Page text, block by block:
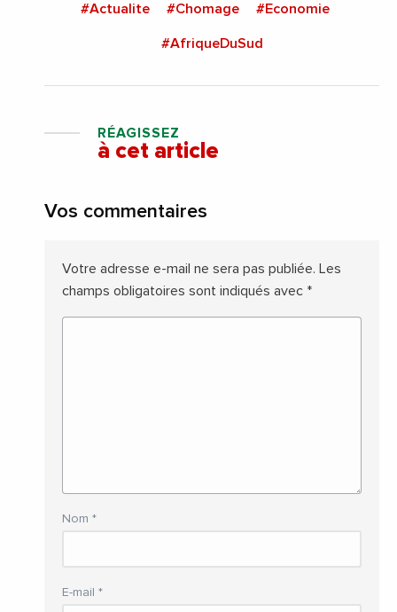
#Actualite #Chomage #Economie
#AfriqueDuSud
RÉAGISSEZ
à cet article
Vos commentaires
Votre adresse e-mail ne sera pas publiée. Les
champs obligatoires sont indiqués avec *
Nom *
E-mail *